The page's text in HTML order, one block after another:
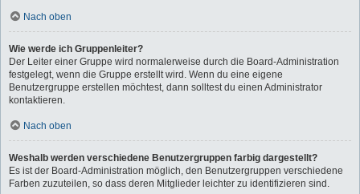
Nach oben
Wie werde ich Gruppenleiter?
Der Leiter einer Gruppe wird normalerweise durch die Board-Administration
festgelegt, wenn die Gruppe erstellt wird. Wenn du eine eigene
Benutzergruppe erstellen möchtest, dann solltest du einen Administrator
kontaktieren.
Nach oben
Weshalb werden verschiedene Benutzergruppen farbig dargestellt?
Es ist der Board-Administration möglich, den Benutzergruppen verschiedene
Farben zuzuteilen, so dass deren Mitglieder leichter zu identifizieren sind.